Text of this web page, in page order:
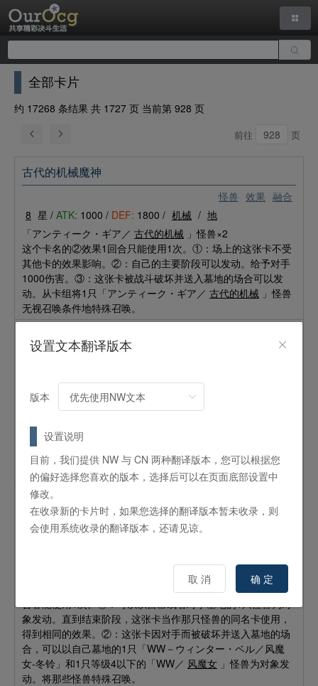
全部卡片
约 17268 条结果 共 1727 页 当前第 928 页
前往 页
怪兽 效果 融合
古代的机械魔神
8 星 / ATK: 1000 / DEF: 1800 / 机械 / 地
「アンティーク・ギア／ 古代的机械 」怪兽×2
这个卡名的②效果1回合只能使用1次。①：场上的这张卡不受
其他卡的效果影响。②：自己的主要阶段可以发动。给予对手
1000伤害。③：这张卡被战斗破坏并送入墓地的场合可以发
动。从卡组将1只「アンティーク・ギア／ 古代的机械 」怪兽
无视召唤条件地特殊召唤。
「アンティーク・ギア／古代的机械
」怪兽×4
这张卡只能用融合召唤来特殊召唤。①：只要这张卡在怪兽区
存在，这张卡就不受魔法陷阱卡的效果影响，对手就不能在战
斗阶段里发动怪兽的效果。②：这张卡可以对对手怪兽全部各
作1次攻击，攻击守备表示怪兽的场合，给予对手其攻击力超过
那个守备力的数值的战斗伤害。
风魔女-水晶钟
「WW－クリスタル・ベル／风魔女-水晶钟」的①②效果1回
合各能使用1次。①：可以以自己或者对手墓地的1只怪兽为对
象发动。直到结束阶段，这张卡当作那只怪兽的同名卡使用，
得到相同的效果。②：这张卡因对手而被破坏并送入墓地的场
合，可以以自己墓地的1只「WW－ウィンター・ベル／风魔
女-冬铃」和1只等级4以下的「WW／ 风魔女 」怪兽为对象发
动。将那些怪兽特殊召唤。
设置文本翻译版本
版本
设置说明
目前，我们提供 NW 与 CN 两种翻译版本，您可以根据您
的偏好选择您喜欢的版本，选择后可以在页面底部设置中
修改。
在收录新的卡片时，如果您选择的翻译版本暂未收录，则
会使用系统收录的翻译版本，还请见谅。
取 消 确 定